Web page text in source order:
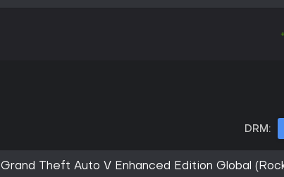
DRM:
Grand Theft Auto V Enhanced Edition Global